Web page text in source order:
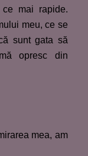
mai rapide.
meu, ce se
sunt gata să
opresc din
mea, am